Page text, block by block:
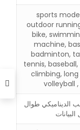
100+ sports
outdoor
bike,
machine,
badminton,
tennis,
climbing,
volleyball
الديناميكي طوال